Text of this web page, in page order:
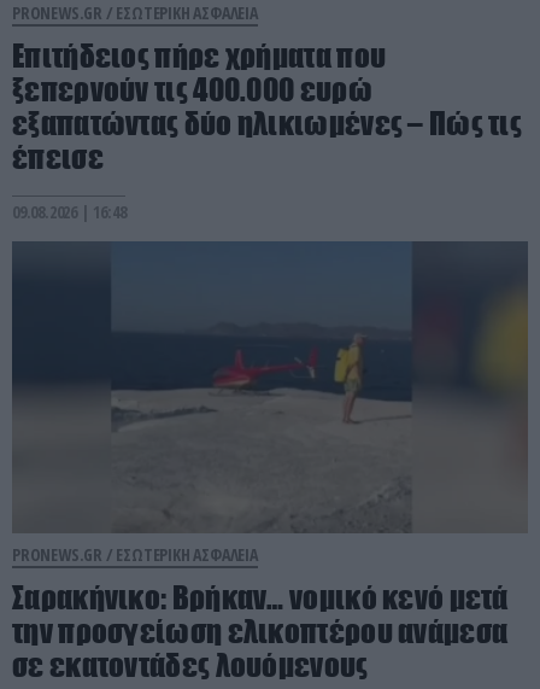
PRONEWS.GR / ΕΣΩΤΕΡΙΚΗ ΑΣΦΑΛΕΙΑ
Επιτήδειος πήρε χρήματα που
ξεπερνούν τις 400.000 ευρώ
εξαπατώντας δύο ηλικιωμένες – Πώς τις
έπεισε
09.08.2026 | 16:48
PRONEWS.GR / ΕΣΩΤΕΡΙΚΗ ΑΣΦΑΛΕΙΑ
Σαρακήνικο: Βρήκαν… νομικό κενό μετά
την προσγείωση ελικοπτέρου ανάμεσα
σε εκατοντάδες λουόμενους